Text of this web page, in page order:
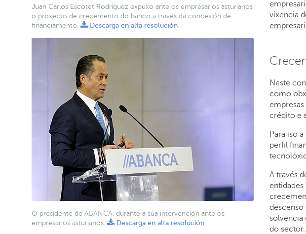
Juan Carlos Escotet Rodríguez expuxo ante os empresarios asturianos
o proxecto de crecemento do banco a través da concesión de
financiamento.
Descarga en alta resolución
O presidente de ABANCA, durante a súa intervención ante os
empresarios asturianos.
Descarga en alta resolución
vixencia
Neste
como
crédito e
Para iso
perfil
A través
descenso
solvencia
do sector.